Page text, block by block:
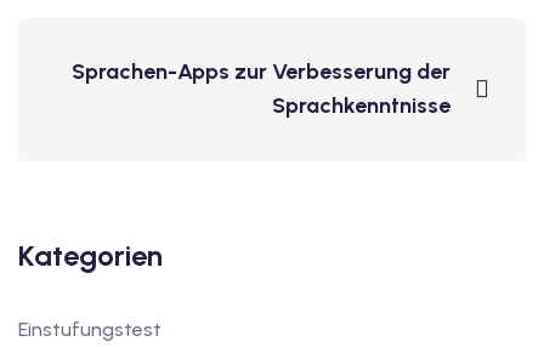
Sprachen-Apps zur Verbesserung der
Sprachkenntnisse
Kategorien
Einstufungstest